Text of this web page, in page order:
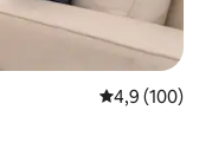
4,9 de uma
4,9 (100)